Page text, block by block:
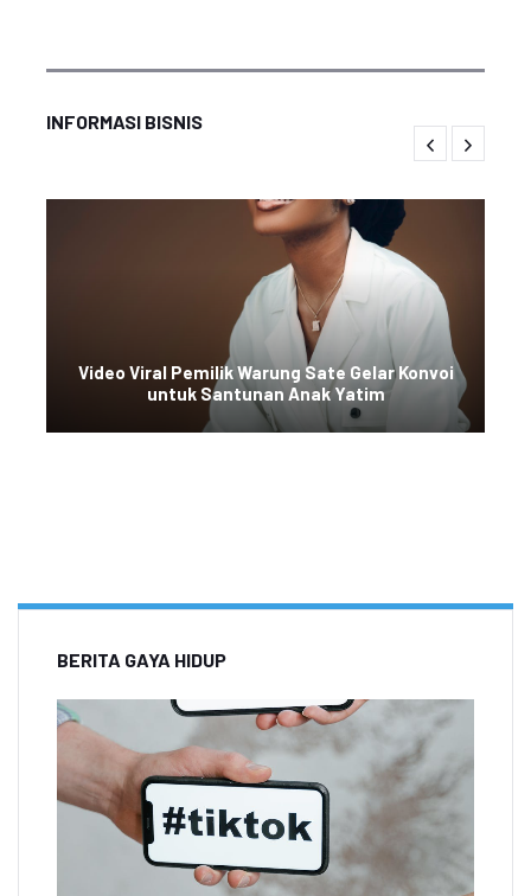
INFORMASI BISNIS
Video Viral Pemilik Warung Sate Gelar Konvoi
untuk Santunan Anak Yatim
BERITA GAYA HIDUP